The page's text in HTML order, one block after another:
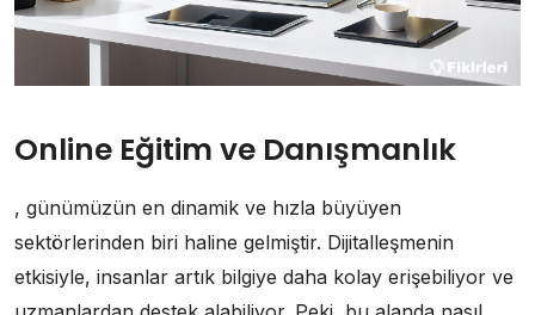
Online Eğitim ve Danışmanlık
, günümüzün en dinamik ve hızla büyüyen
sektörlerinden biri haline gelmiştir. Dijitalleşmenin
etkisiyle, insanlar artık bilgiye daha kolay erişebiliyor ve